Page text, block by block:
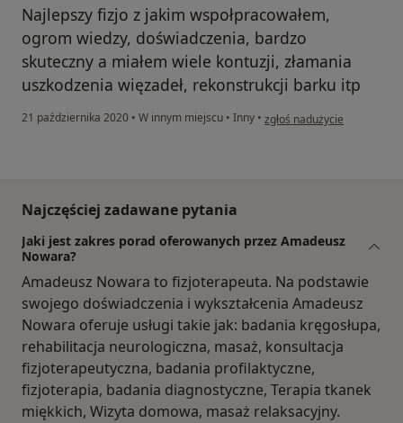
Najlepszy fizjo z jakim wspołpracowałem,
ogrom wiedzy, doświadczenia, bardzo
skuteczny a miałem wiele kontuzji, złamania
uszkodzenia więzadeł, rekonstrukcji barku itp
21 października 2020 • W innym miejscu • Inny • w opinii użytkownika
zgłoś nadużycie
Najczęściej zadawane pytania
Jaki jest zakres porad oferowanych przez Amadeusz
Nowara?
Amadeusz Nowara to fizjoterapeuta. Na podstawie
swojego doświadczenia i wykształcenia Amadeusz
Nowara oferuje usługi takie jak: badania kręgosłupa,
rehabilitacja neurologiczna, masaż, konsultacja
fizjoterapeutyczna, badania profilaktyczne,
fizjoterapia, badania diagnostyczne, Terapia tkanek
miękkich, Wizyta domowa, masaż relaksacyjny.